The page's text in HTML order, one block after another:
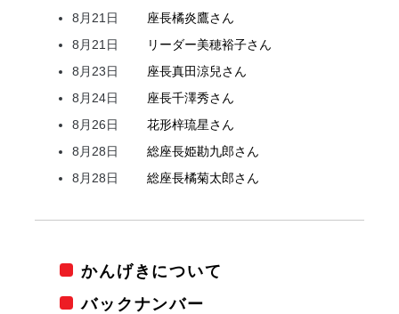
8月21日
座長橘炎鷹さん
8月21日
リーダー美穂裕子さん
8月23日
座長真田涼兒さん
8月24日
座長千澤秀さん
8月26日
花形梓琉星さん
8月28日
総座長姫勘九郎さん
8月28日
総座長橘菊太郎さん
かんげきについて
バックナンバー